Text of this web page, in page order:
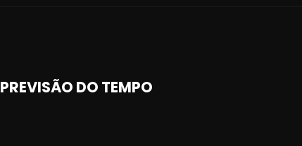
PREVISÃO DO TEMPO